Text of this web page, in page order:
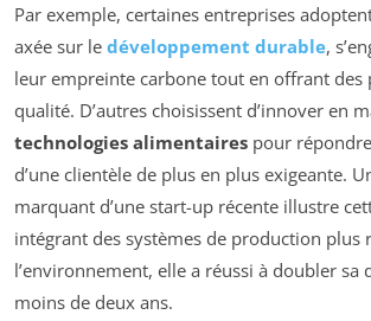
Par exemple, certaines entreprises
axée sur le développement durable,
leur empreinte carbone tout en offrant des
qualité. D’autres choisissent d’innover en
technologies alimentaires pour
d’une clientèle de plus en plus exigeante.
marquant d’une start-up récente illustre
intégrant des systèmes de production plus
l’environnement, elle a réussi à doubler sa
moins de deux ans.